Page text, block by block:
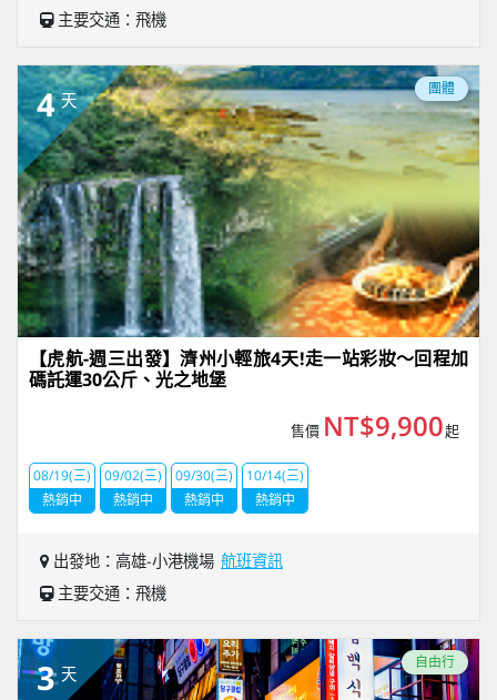
主要交通：飛機
4 天
團體
【虎航-週三出發】濟州小輕旅4天!走一站彩妝～回程加
碼託運30公斤、光之地堡
售價 NT$9,900起
08/19(三)
熱銷中
09/02(三)
熱銷中
09/30(三)
熱銷中
10/14(三)
熱銷中
出發地：高雄-小港機場 航班資訊
主要交通：飛機
3 天
自由行